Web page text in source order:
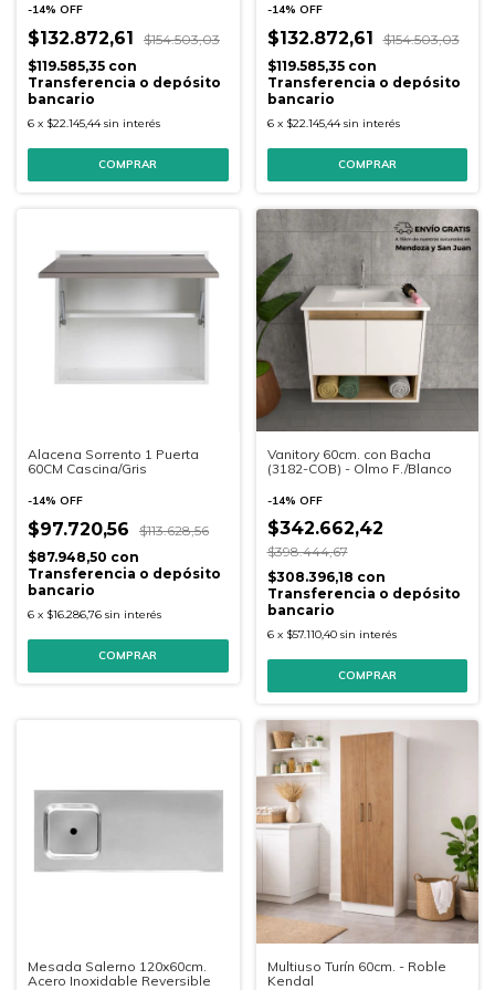
-14% OFF
$132.872,61
$154.503,03
$119.585,35 con
Transferencia o depósito
bancario
6 x $22.145,44 sin interés
-14% OFF
$132.872,61
$154.503,03
$119.585,35 con
Transferencia o depósito
bancario
6 x $22.145,44 sin interés
Alacena Sorrento 1 Puerta
60CM Cascina/Gris
-14% OFF
$97.720,56
$113.628,56
$87.948,50 con
Transferencia o depósito
bancario
6 x $16.286,76 sin interés
Vanitory 60cm. con Bacha
(3182-COB) - Olmo F./Blanco
-14% OFF
$342.662,42
$398.444,67
$308.396,18 con
Transferencia o depósito
bancario
6 x $57.110,40 sin interés
Mesada Salerno 120x60cm.
Acero Inoxidable Reversible
Multiuso Turín 60cm. - Roble
Kendal